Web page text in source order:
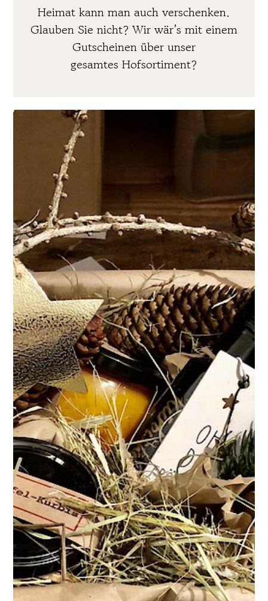
Heimat kann man auch verschenken.
Glauben Sie nicht? Wir wär’s mit einem
Gutscheinen über unser
gesamtes Hofsortiment?